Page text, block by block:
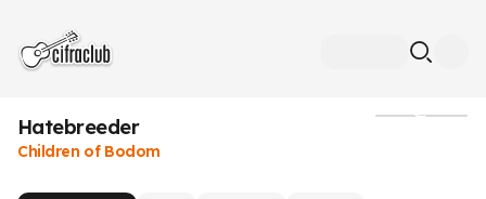
Hatebreeder
Children of Bodom